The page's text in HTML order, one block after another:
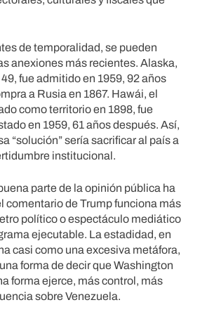
de temporalidad, se pueden
anexiones más recientes. Alaska,
fue admitido en 1959, 92 años
a Rusia en 1867. Hawái, el
como territorio en 1898, fue
en 1959, 61 años después. Así,
“solución” sería sacrificar al país a
institucional.
parte de la opinión pública ha
comentario de Trump funciona más
político o espectáculo mediático
ejecutable. La estadidad, en
casi como una excesiva metáfora,
forma de decir que Washington
forma ejerce, más control, más
sobre Venezuela.